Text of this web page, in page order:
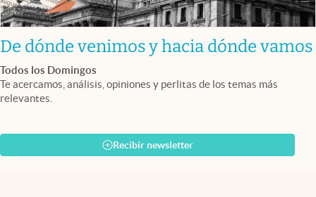
De dónde venimos y hacia dónde vamos
Todos los Domingos
Te acercamos, análisis, opiniones y perlitas de los temas más
relevantes.
Recibir newsletter